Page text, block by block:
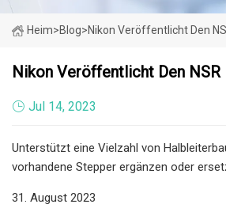
Heim>Blog>Nikon Veröffentlicht Den
Nikon Veröffentlicht Den NSR
Jul 14, 2023
Unterstützt eine Vielzahl von
vorhandene Stepper ergänzen oder
31. August 2023